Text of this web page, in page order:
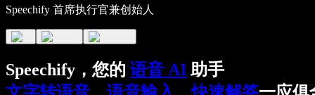
Speechify 首席执行官兼创始人
Speechify，您的 语音 AI 助手